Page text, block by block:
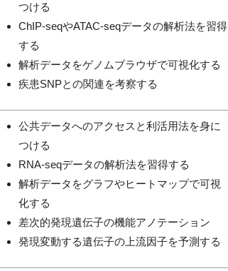
つける
ChIP-seqやATAC-seqデータの解析法を習得
する
解析データをゲノムブラウザで可視化する
疾患SNPとの関連を考察する
公共データへのアクセスと利活用法を身に
つける
RNA-seqデータの解析法を習得する
解析データをグラフやヒートマップで可視
化する
差次的発現遺伝子の機能アノテーション
発現変動する遺伝子の上流因子を予測する